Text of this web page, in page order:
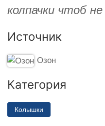
колпачки чтоб
Источник
Озон
Категория
Колышки